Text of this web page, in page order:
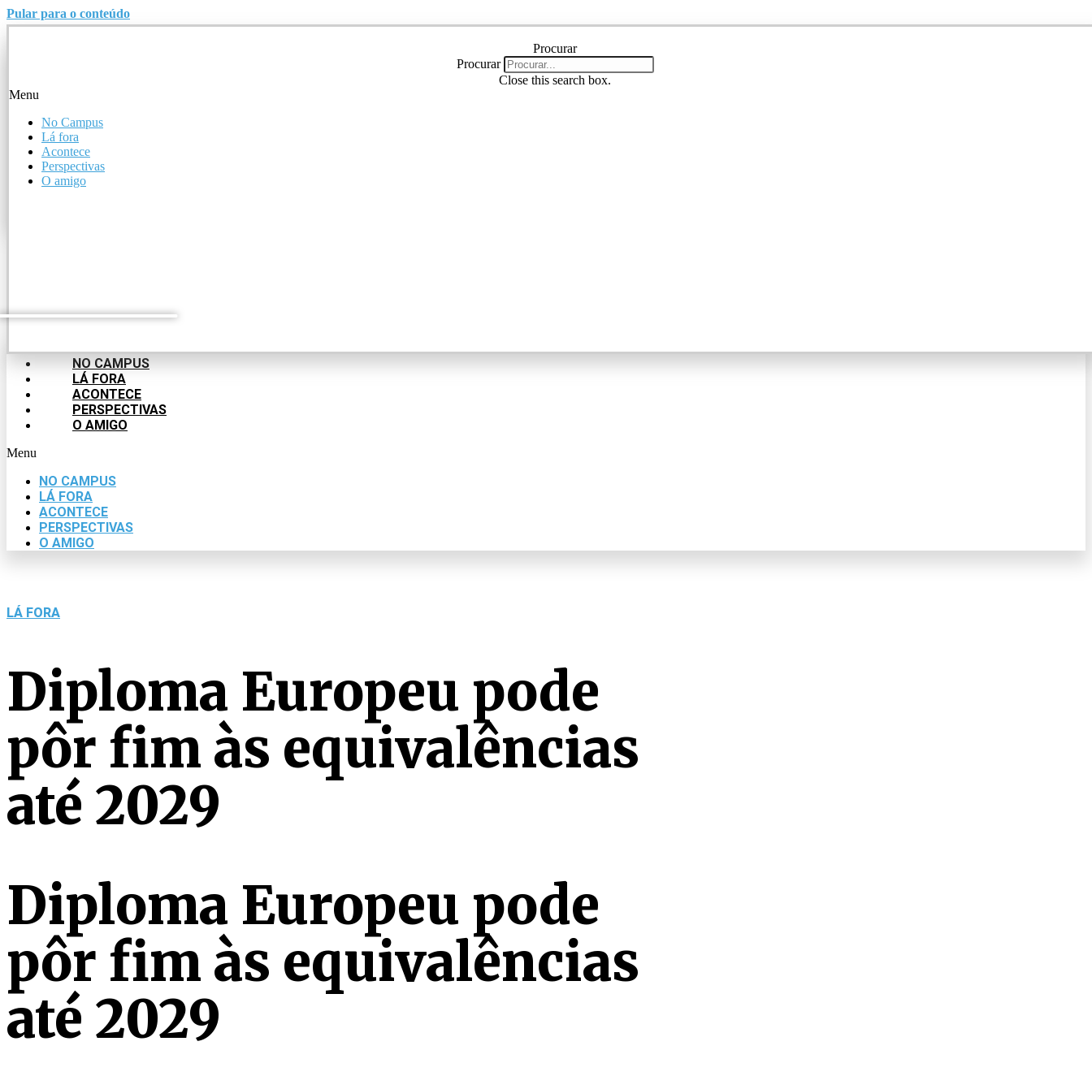
Pular para o conteúdo
Procurar
Procurar
Close this search box.
Menu
No Campus
Lá fora
Acontece
Perspectivas
O amigo
Procurar
No Campus
Lá fora
Acontece
Perspectivas
NO CAMPUS
LÁ FORA
ACONTECE
PERSPECTIVAS
O AMIGO
Menu
NO CAMPUS
LÁ FORA
ACONTECE
PERSPECTIVAS
O AMIGO
LÁ FORA
Diploma Europeu pode
pôr fim às equivalências
até 2029
Diploma Europeu pode
pôr fim às equivalências
até 2029